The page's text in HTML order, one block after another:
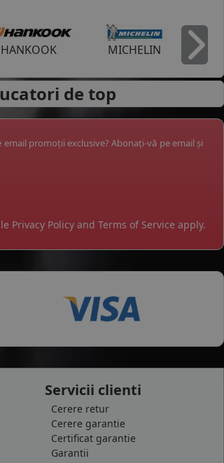
HANKOOK MICHELIN
de top
promoții exclusive? Abonați-vă pe email și
Privacy Policy and Terms of Service apply.
Servicii clienti
Cerere retur
Cerere garantie
Certificat garantie
Garantii